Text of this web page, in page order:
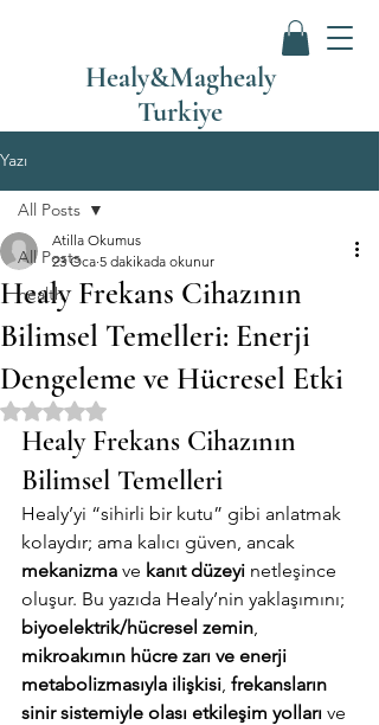
Healy&Maghealy
Turkiye
Yazı
All Posts
health
All Posts
Healy Frekans Cihazının
Bilimsel Temelleri: Enerji
Dengeleme ve Hücresel Etki
Atilla Okumus
23 Oca 5 dakikada okunur
5 üzerinden NaN yıldız
Healy Frekans Cihazının
Bilimsel Temelleri
Healy’yi “sihirli bir kutu” gibi anlatmak
kolaydır; ama kalıcı güven, ancak
mekanizma ve kanıt düzeyi netleşince
oluşur. Bu yazıda Healy’nin yaklaşımını;
biyoelektrik/hücresel zemin,
mikroakımın hücre zarı ve enerji
metabolizmasıyla ilişkisi, frekansların
sinir sistemiyle olası etkileşim yolları ve